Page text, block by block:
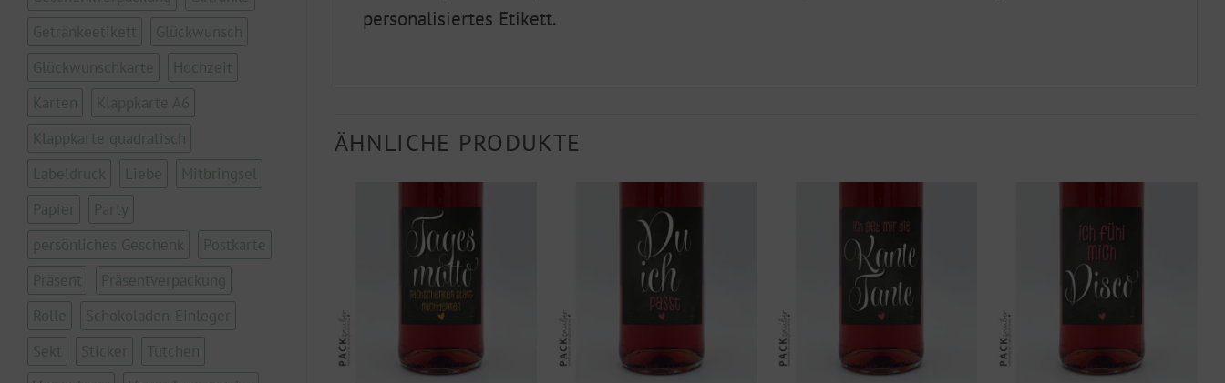
Getränkeetikett
Glückwunsch
Glückwunschkarte
Hochzeit
Karten
Klappkarte A6
Klappkarte quadratisch
Labeldruck
Liebe
Mitbringsel
Papier
Party
persönliches Geschenk
Postkarte
Präsent
Präsentverpackung
Rolle
Schokoladen-Einleger
Sekt
Sticker
Tütchen
personalisiertes Etikett.
ÄHNLICHE PRODUKTE